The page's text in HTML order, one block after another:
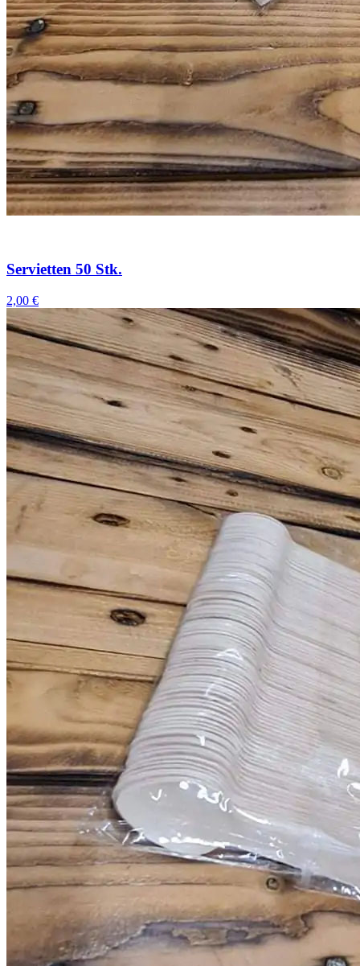
Servietten 50 Stk.
2,00 €